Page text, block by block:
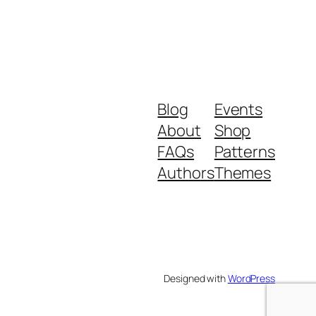
Blog
About
FAQs
Authors
Events
Shop
Patterns
Themes
Designed withWordPress